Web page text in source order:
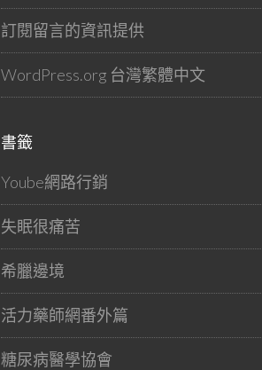
訂閱留言的資訊提供
WordPress.org 台灣繁體中文
書籤
Yoube網路行銷
失眠很痛苦
希臘邊境
活力藥師網番外篇
糖尿病醫學協會